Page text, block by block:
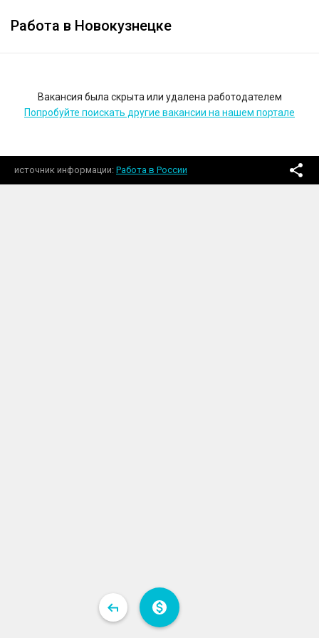
Работа в Новокузнецке
Вакансия была скрыта или удалена работодателем
Попробуйте поискать другие вакансии на нашем портале
источник информации Работа в России